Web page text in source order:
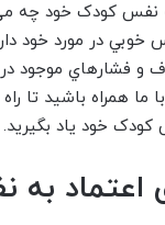
نفس کودک خود چه می
در مورد خود
و فشارهاي موجود در
ما همراه باشید تا
خود یاد بگیرید.
اعتماد به